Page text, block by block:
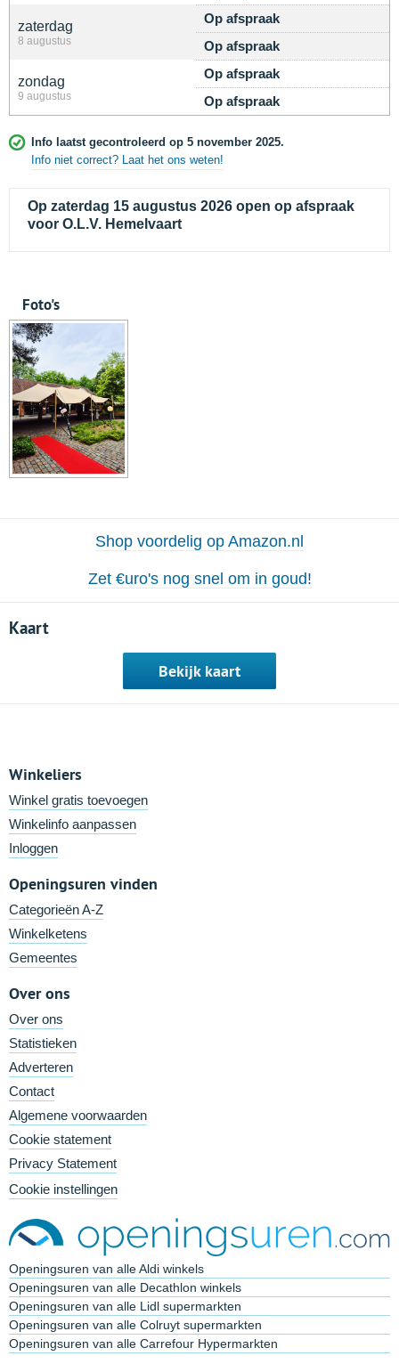
zaterdag
8 augustus
Op afspraak
Op afspraak
zondag
9 augustus
Op afspraak
Op afspraak
Info laatst gecontroleerd op 5 november 2025.
Info niet correct? Laat het ons weten!
Op zaterdag 15 augustus 2026 open op afspraak
voor O.L.V. Hemelvaart
Foto's
Shop voordelig op Amazon.nl
Zet €uro's nog snel om in goud!
Kaart
Bekijk kaart
Winkeliers
Winkel gratis toevoegen
Winkelinfo aanpassen
Inloggen
Openingsuren vinden
Categorieën A-Z
Winkelketens
Gemeentes
Over ons
Over ons
Statistieken
Adverteren
Contact
Algemene voorwaarden
Cookie statement
Privacy Statement
Cookie instellingen
Openingsuren van alle Aldi winkels
Openingsuren van alle Decathlon winkels
Openingsuren van alle Lidl supermarkten
Openingsuren van alle Colruyt supermarkten
Openingsuren van alle Carrefour Hypermarkten